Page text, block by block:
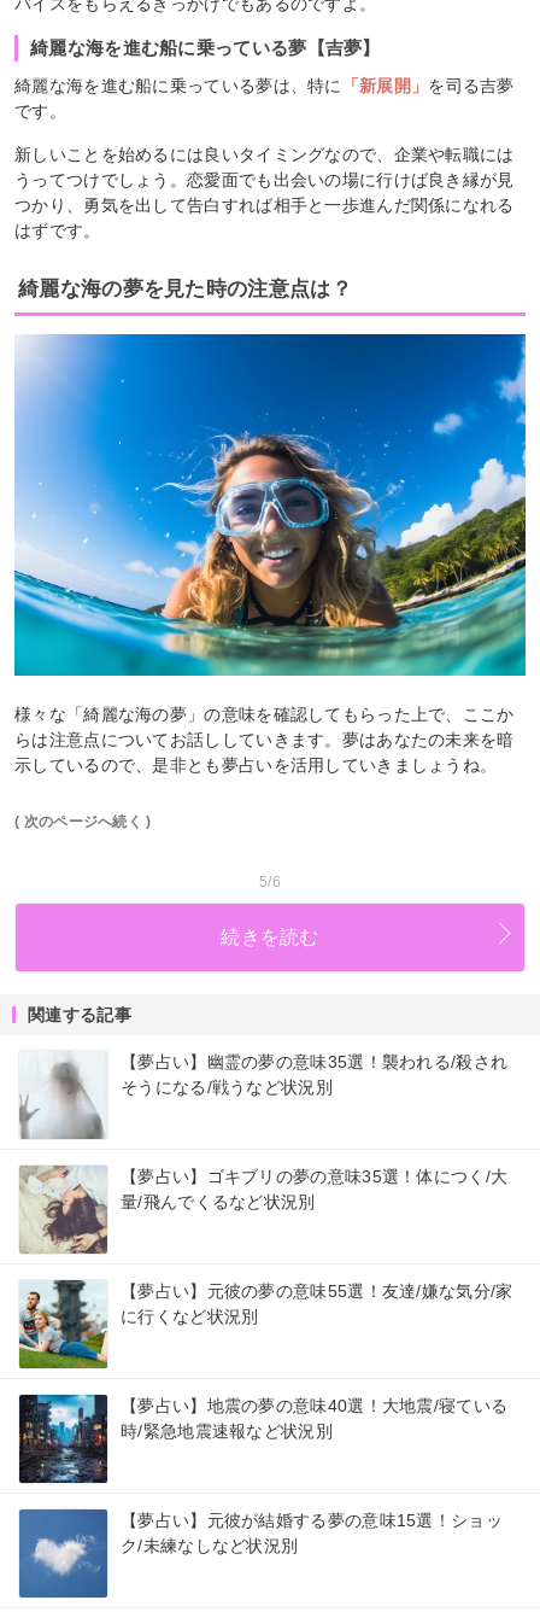
綺麗な海を進む船に乗っている夢【吉夢】
綺麗な海を進む船に乗っている夢は、特に 「新展開」 を司る吉夢
です。
新しいことを始めるには良いタイミングなので、企業や転職には
うってつけでしょう。恋愛面でも出会いの場に行けば良き縁が見
つかり、勇気を出して告白すれば相手と一歩進んだ関係になれる
はずです。
綺麗な海の夢を見た時の注意点は？
様々な「綺麗な海の夢」の意味を確認してもらった上で、ここか
らは注意点についてお話ししていきます。夢はあなたの未来を暗
示しているので、是非とも夢占いを活用していきましょうね。
( 次のページへ続く )
5/6
続きを読む
関連する記事
【夢占い】幽霊の夢の意味35選！襲われる/殺され
そうになる/戦うなど状況別
【夢占い】ゴキブリの夢の意味35選！体につく/大
量/飛んでくるなど状況別
【夢占い】元彼の夢の意味55選！友達/嫌な気分/家
に行くなど状況別
【夢占い】地震の夢の意味40選！大地震/寝ている
時/緊急地震速報など状況別
【夢占い】元彼が結婚する夢の意味15選！ショッ
ク/未練なしなど状況別